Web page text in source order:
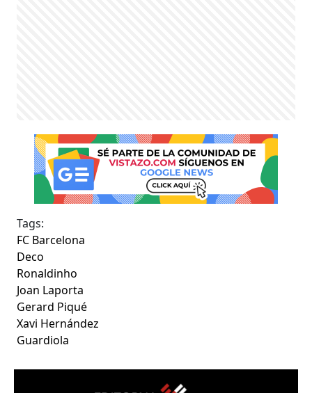
Tags:
FC Barcelona
Deco
Ronaldinho
Joan Laporta
Gerard Piqué
Xavi Hernández
Guardiola